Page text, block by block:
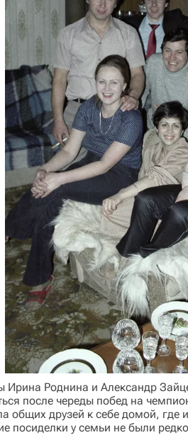
Ирина Роднина и Александр
после череды побед на
общих друзей к себе домой, где
посиделки у семьи не были